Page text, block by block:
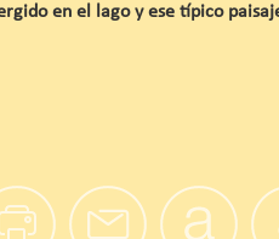
en el lago y ese típico